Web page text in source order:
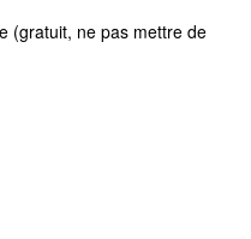
(gratuit, ne pas mettre de